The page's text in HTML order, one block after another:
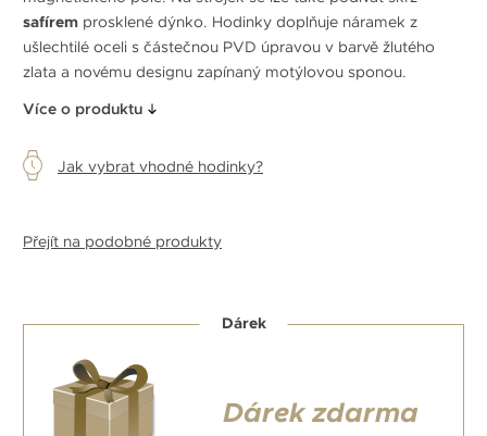
safírem prosklené dýnko. Hodinky doplňuje náramek z
ušlechtilé oceli s částečnou PVD úpravou v barvě žlutého
zlata a novému designu zapínaný motýlovou sponou.
Více o produktu
Jak vybrat vhodné hodinky?
Přejít na podobné produkty
Dárek
Dárek zdarma